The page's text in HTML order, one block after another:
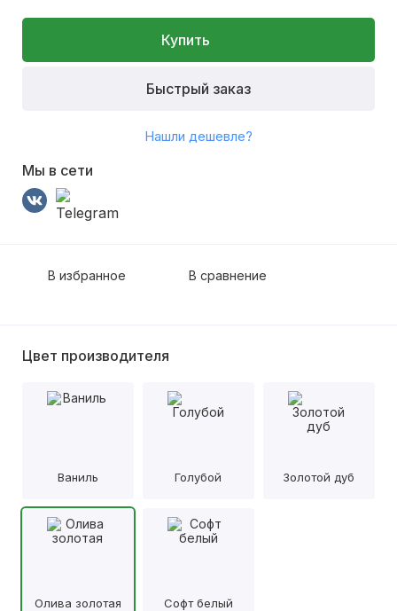
Купить
Быстрый заказ
Нашли дешевле?
Мы в сети
В избранное В сравнение
Цвет производителя
Ваниль Голубой Золотой дуб
Олива золотая Софт белый